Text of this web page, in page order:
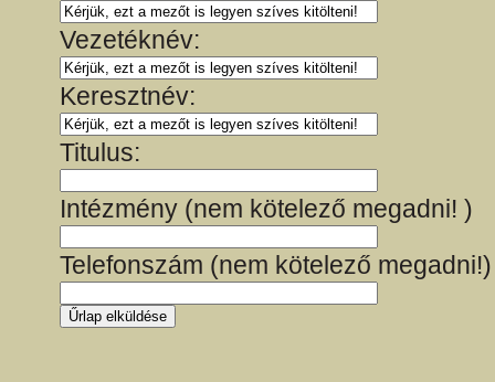
Vezetéknév:
Keresztnév:
Titulus:
Intézmény (nem kötelező megadni! )
Telefonszám (nem kötelező megadni!)